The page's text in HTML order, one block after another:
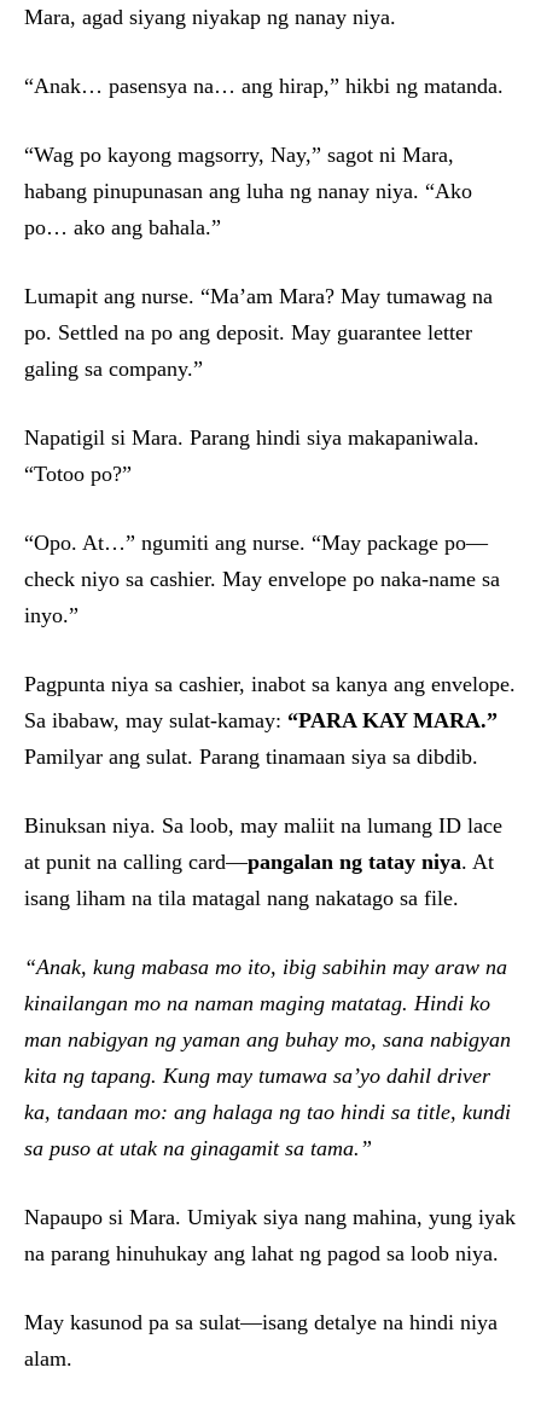
Mara, agad siyang niyakap ng nanay niya.
“Anak… pasensya na… ang hirap,” hikbi ng matanda.
“Wag po kayong magsorry, Nay,” sagot ni Mara,
habang pinupunasan ang luha ng nanay niya. “Ako
po… ako ang bahala.”
Lumapit ang nurse. “Ma’am Mara? May tumawag na
po. Settled na po ang deposit. May guarantee letter
galing sa company.”
Napatigil si Mara. Parang hindi siya makapaniwala.
“Totoo po?”
“Opo. At…” ngumiti ang nurse. “May package po—
check niyo sa cashier. May envelope po naka-name sa
inyo.”
Pagpunta niya sa cashier, inabot sa kanya ang envelope.
Sa ibabaw, may sulat-kamay: “PARA KAY MARA.”
Pamilyar ang sulat. Parang tinamaan siya sa dibdib.
Binuksan niya. Sa loob, may maliit na lumang ID lace
at punit na calling card—pangalan ng tatay niya. At
isang liham na tila matagal nang nakatago sa file.
“Anak, kung mabasa mo ito, ibig sabihin may araw na
kinailangan mo na naman maging matatag. Hindi ko
man nabigyan ng yaman ang buhay mo, sana nabigyan
kita ng tapang. Kung may tumawa sa’yo dahil driver
ka, tandaan mo: ang halaga ng tao hindi sa title, kundi
sa puso at utak na ginagamit sa tama.”
Napaupo si Mara. Umiyak siya nang mahina, yung iyak
na parang hinuhukay ang lahat ng pagod sa loob niya.
May kasunod pa sa sulat—isang detalye na hindi niya
alam.